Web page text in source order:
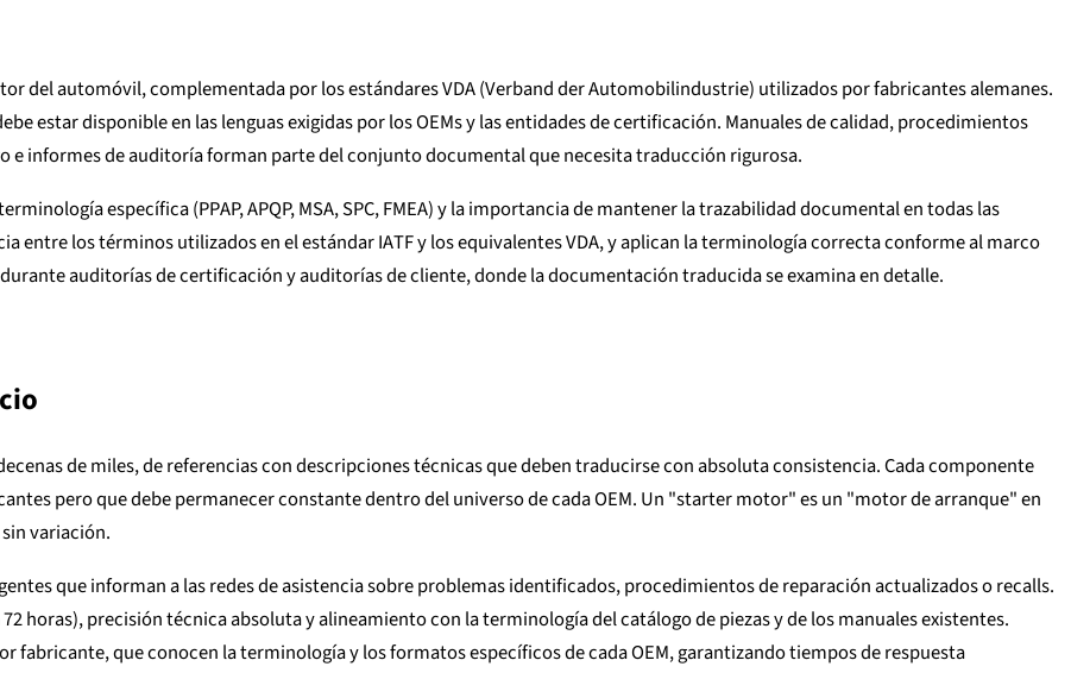
del automóvil, complementada por los estándares VDA (Verband der Automobilindustrie) utilizados por fabricantes alemanes.
estar disponible en las lenguas exigidas por los OEMs y las entidades de certificación. Manuales de calidad, procedimientos
informes de auditoría forman parte del conjunto documental que necesita traducción rigurosa.
específica (PPAP, APQP, MSA, SPC, FMEA) y la importancia de mantener la trazabilidad documental en todas las
entre los términos utilizados en el estándar IATF y los equivalentes VDA, y aplican la terminología correcta conforme al marco
auditorías de certificación y auditorías de cliente, donde la documentación traducida se examina en detalle.
de miles, de referencias con descripciones técnicas que deben traducirse con absoluta consistencia. Cada componente
pero que debe permanecer constante dentro del universo de cada OEM. Un "starter motor" es un "motor de arranque" en
variación.
que informan a las redes de asistencia sobre problemas identificados, procedimientos de reparación actualizados o recalls.
horas), precisión técnica absoluta y alineamiento con la terminología del catálogo de piezas y de los manuales existentes.
fabricante, que conocen la terminología y los formatos específicos de cada OEM, garantizando tiempos de respuesta